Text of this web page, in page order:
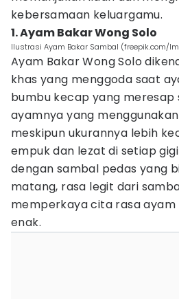
kebersamaan keluargamu.
1. Ayam Bakar Wong Solo
Ilustrasi Ayam Bakar Sambal (freepik.com/
Ayam Bakar Wong Solo
khas yang menggoda saat
bumbu kecap yang meresap
ayamnya yang
meskipun ukurannya lebih
empuk dan lezat di setiap
dengan sambal pedas yang
matang, rasa legit dari
memperkaya cita rasa ayam
enak.